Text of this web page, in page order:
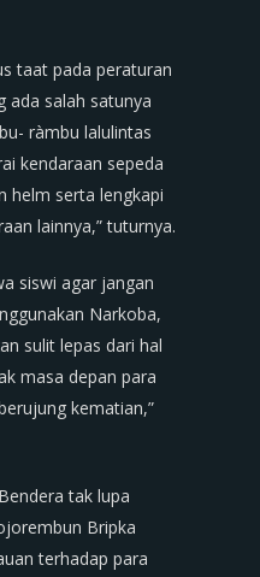
taat pada peraturan
ada salah satunya
ràmbu lalulintas
kendaraan sepeda
helm serta lengkapi
lainnya,” tuturnya.
siswi agar jangan
Narkoba,
sulit lepas dari hal
masa depan para
kematian,”
tak lupa
Bripka
terhadap para